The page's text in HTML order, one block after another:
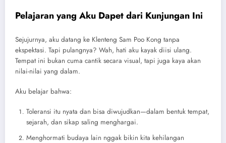
Pelajaran yang Aku Dapet dari Kunjungan Ini
Sejujurnya, aku datang ke Klenteng Sam Poo Kong tanpa
ekspektasi. Tapi pulangnya? Wah, hati aku kayak diisi ulang.
Tempat ini bukan cuma cantik secara visual, tapi juga kaya akan
nilai-nilai yang dalam.
Aku belajar bahwa:
Toleransi itu nyata dan bisa diwujudkan—dalam bentuk tempat,
sejarah, dan sikap saling menghargai.
Menghormati budaya lain nggak bikin kita kehilangan